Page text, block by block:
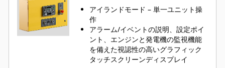
アイランドモード – 単一ユニット操
作
アラーム/イベントの説明、設定ポイ
ント、エンジンと発電機の監視機能
を備えた視認性の高いグラフィック
タッチスクリーンディスプレイ